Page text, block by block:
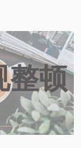
整顿